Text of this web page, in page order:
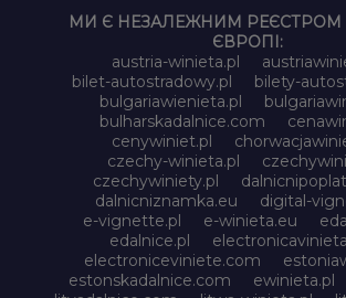
МИ Є НЕЗАЛЕЖНИМ РЕЄСТРОМ
ЄВРОПІ:
austria-winieta.pl
bilet-autostradowy.pl
bilety-
bulgariawienieta.pl
bulharskadalnice.com
cenywiniet.pl
czechy-winieta.pl
czechywiniety.pl
dalnicniznamka.eu
digital-
e-vignette.pl
e-winieta.eu
edalnice.pl
electroniceviniete.com
estonskadalnice.com
ewinieta.pl